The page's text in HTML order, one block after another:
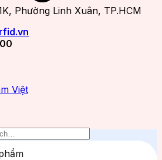
Phường Linh Xuân, TP.HCM